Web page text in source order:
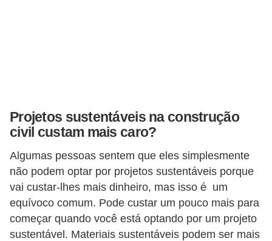
Projetos sustentáveis na construção
civil custam mais caro?
Algumas pessoas sentem que eles simplesmente
não podem optar por projetos sustentáveis porque
vai custar-lhes mais dinheiro, mas isso é um
equívoco comum. Pode custar um pouco mais para
começar quando você está optando por um projeto
sustentável. Materiais sustentáveis podem ser mais